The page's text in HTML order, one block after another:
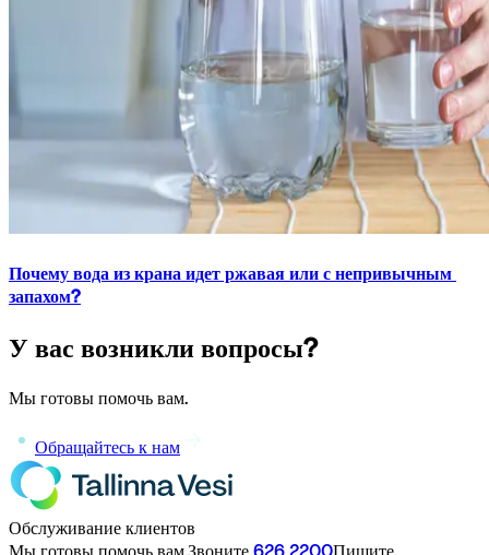
Почему вода из крана идет ржавая или с непривычным
запахом?
У вас возникли вопросы?
Мы готовы помочь вам.
Обращайтесь к нам
Обслуживание клиентов